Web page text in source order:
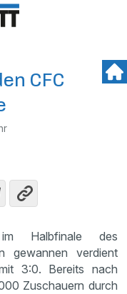
CFC
Halbfinale des
gewannen verdient
3:0. Bereits nach
Zuschauern durch